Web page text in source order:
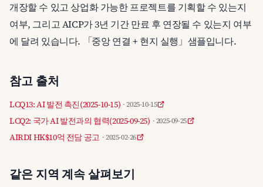
개장할 수 있고 상업화 가능한 프로젝트를 기획할 수 있는지
여부, 그리고 AICP가 3년 기간 만료 후 연장될 수 있는지 여부
에 달려 있습니다. 「중앙 연결 + 현지 실행」샘플입니다.
참고 출처
LCQ13: AI 발전 촉진(2025-10-15) · 2025-10-15
LCQ2: 국가 AI 발전과의 협력(2025-09-25) · 2025-09-25
AIRDI HK$10억 전담 공고 · 2025-02-26
같은 지역 계속 살펴보기